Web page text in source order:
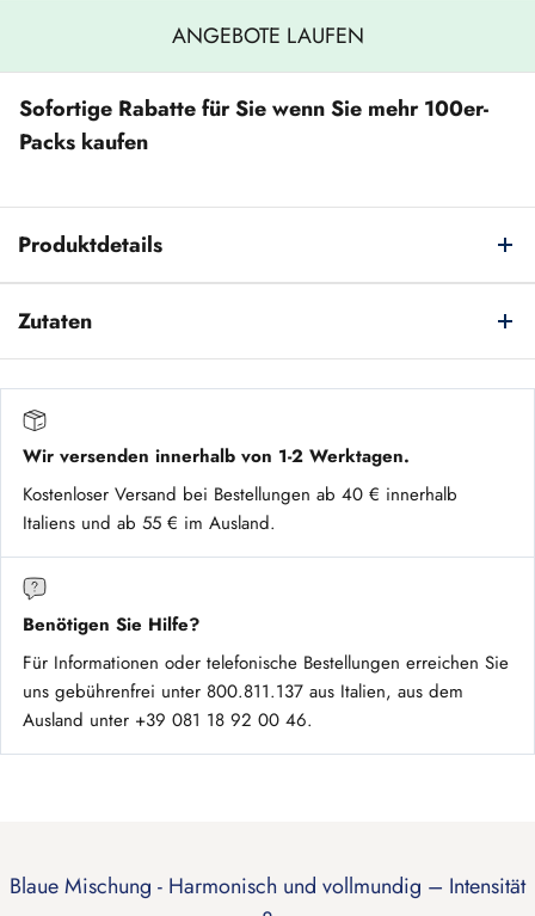
ANGEBOTE LAUFEN
Sofortige Rabatte für Sie wenn Sie mehr 100er-
Packs kaufen
Produktdetails
Zutaten
Wir versenden innerhalb von 1-2 Werktagen.
Kostenloser Versand bei Bestellungen ab 40 € innerhalb
Italiens und ab 55 € im Ausland.
Benötigen Sie Hilfe?
Für Informationen oder telefonische Bestellungen erreichen Sie
uns gebührenfrei unter 800.811.137 aus Italien, aus dem
Ausland unter +39 081 18 92 00 46.
Blaue Mischung - Harmonisch und vollmundig – Intensität